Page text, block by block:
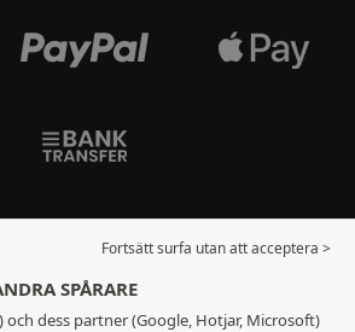
Fortsätt surfa utan att acceptera >
SPÅRARE
och dess partner (Google, Hotjar, Microsoft)